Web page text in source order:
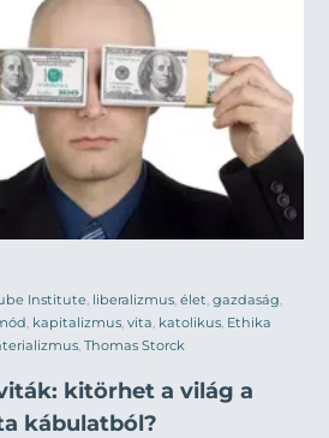
Institute liberalizmus élet gazdaság
kapitalizmus vita katolikus Ethika
Thomas Storck
kitörhet a világ a
kábulatból?